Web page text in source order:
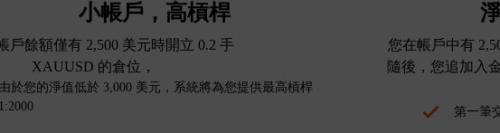
小帳戶，高槓桿
戶餘額僅有 2,500 美元時開立 0.2 手
XAUUSD 的倉位，
由於您的淨值低於 3,000 美元，系統將為您提供最高槓桿
1:2000
您在帳戶中有
隨後，您追加入
第一筆